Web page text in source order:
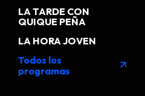
LA TARDE CON
QUIQUE PEÑA
LA HORA JOVEN
Todos los
programas
arrow_outward